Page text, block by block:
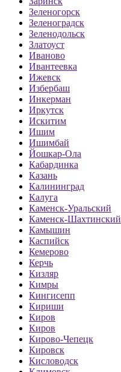
Зеленогорск
Зеленоградск
Зеленодольск
Златоуст
Иваново
Ивантеевка
Ижевск
Избербаш
Инкерман
Иркутск
Искитим
Ишим
Ишимбай
Йошкар-Ола
Кабардинка
Казань
Калининград
Калуга
Каменск-Уральский
Каменск-Шахтинский
Камышин
Каспийск
Кемерово
Керчь
Кизляр
Кимры
Кингисепп
Кириши
Киров
Киров
Кирово-Чепецк
Кировск
Кисловодск